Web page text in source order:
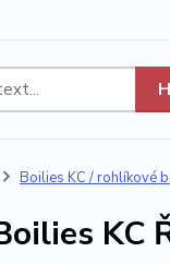
Boilies KC / rohlíkové
KC